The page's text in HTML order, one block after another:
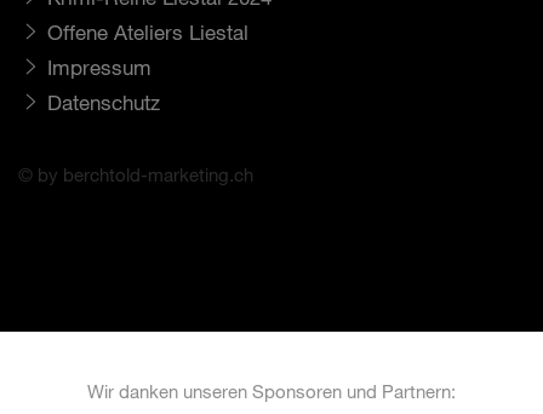
Offene Ateliers Liestal
Impressum
Datenschutz
© by berchtold-marketing.ch
Wir danken unseren Sponsoren und Partnern: